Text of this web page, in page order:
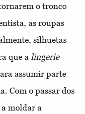
o tronco
as roupas
silhuetas
que a lingerie
assumir parte
Com o passar dos
moldar a